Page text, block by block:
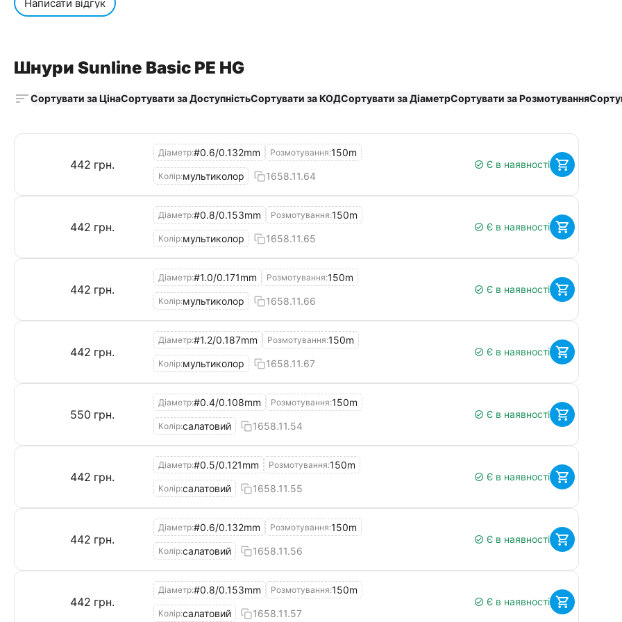
Написати відгук
Шнури Sunline Basic PE HG
Сортувати за ЦінаСортувати за ДоступністьСортувати за КОДСортувати за ДіаметрСортувати за Розмотування
‍442‍ грн.
Є в наявності
1658.11.64
Діаметр:#0.6/0.132mm Розмотування:150m
Колір:мультиколор
‍442‍ грн.
Є в наявності
1658.11.65
Діаметр:#0.8/0.153mm Розмотування:150m
Колір:мультиколор
‍442‍ грн.
Є в наявності
1658.11.66
Діаметр:#1.0/0.171mm Розмотування:150m
Колір:мультиколор
‍442‍ грн.
Є в наявності
1658.11.67
Діаметр:#1.2/0.187mm Розмотування:150m
Колір:мультиколор
‍550‍ грн.
Є в наявності
1658.11.54
Діаметр:#0.4/0.108mm Розмотування:150m
Колір:салатовий
‍442‍ грн.
Є в наявності
1658.11.55
Діаметр:#0.5/0.121mm Розмотування:150m
Колір:салатовий
‍442‍ грн.
Є в наявності
1658.11.56
Діаметр:#0.6/0.132mm Розмотування:150m
Колір:салатовий
‍442‍ грн.
Є в наявності
1658.11.57
Діаметр:#0.8/0.153mm Розмотування:150m
Колір:салатовий